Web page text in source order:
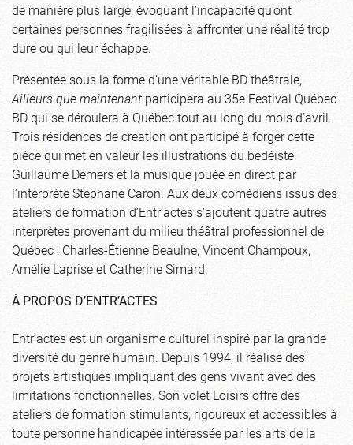
de manière plus large, évoquant l’incapacité qu’ont
certaines personnes fragilisées à affronter une réalité trop
dure ou qui leur échappe.
Présentée sous la forme d’une véritable BD théâtrale,
Ailleurs que maintenantparticipera au 35e Festival Québec
BD qui se déroulera à Québec tout au long du mois d’avril.
Trois résidences de création ont participé à forger cette
pièce qui met en valeur les illustrations du bédéiste
Guillaume Demers et la musique jouée en direct par
l’interprète Stéphane Caron. Aux deux comédiens issus des
ateliers de formation d’Entr’actes s’ajoutent quatre autres
interprètes provenant du milieu théâtral professionnel de
Québec : Charles-Étienne Beaulne, Vincent Champoux,
Amélie Laprise et Catherine Simard.
À PROPOS D’ENTR’ACTES
Entr’actes est un organisme culturel inspiré par la grande
diversité du genre humain. Depuis 1994, il réalise des
projets artistiques impliquant des gens vivant avec des
limitations fonctionnelles. Son volet Loisirs offre des
ateliers de formation stimulants, rigoureux et accessibles à
toute personne handicapée intéressée par les arts de la